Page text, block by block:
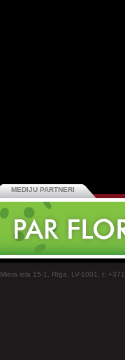
MEDIJU PARTNERI
Miera iela 15-1, Rīga, LV-1001, t: